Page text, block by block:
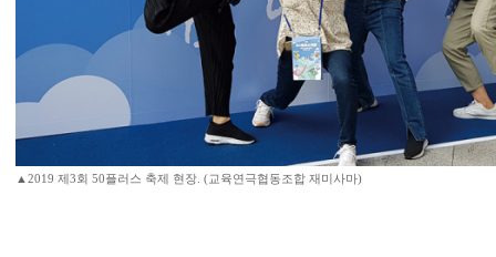
▲2019 제3회 50플러스 축제 현장. (교육연극협동조합 재미사마)